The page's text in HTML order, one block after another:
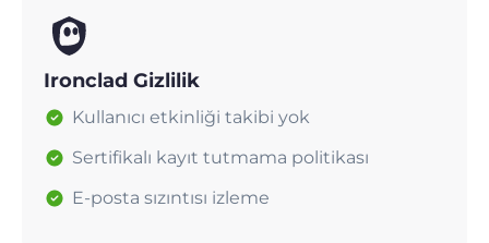
Ironclad Gizlilik
Kullanıcı etkinliği takibi yok
Sertifikalı kayıt tutmama politikası
E-posta sızıntısı izleme